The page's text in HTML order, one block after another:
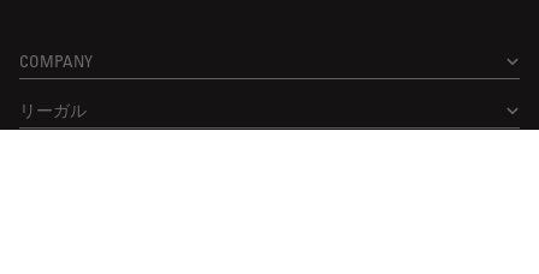
COMPANY
リーガル